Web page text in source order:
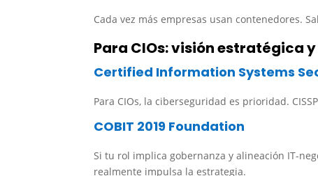
Cada vez más empresas usan contenedores.
Para CIOs: visión estratégica
Certified Information Systems
Para CIOs, la ciberseguridad es prioridad.
COBIT 2019 Foundation
Si tu rol implica gobernanza y alineación IT-
realmente impulsa la estrategia.